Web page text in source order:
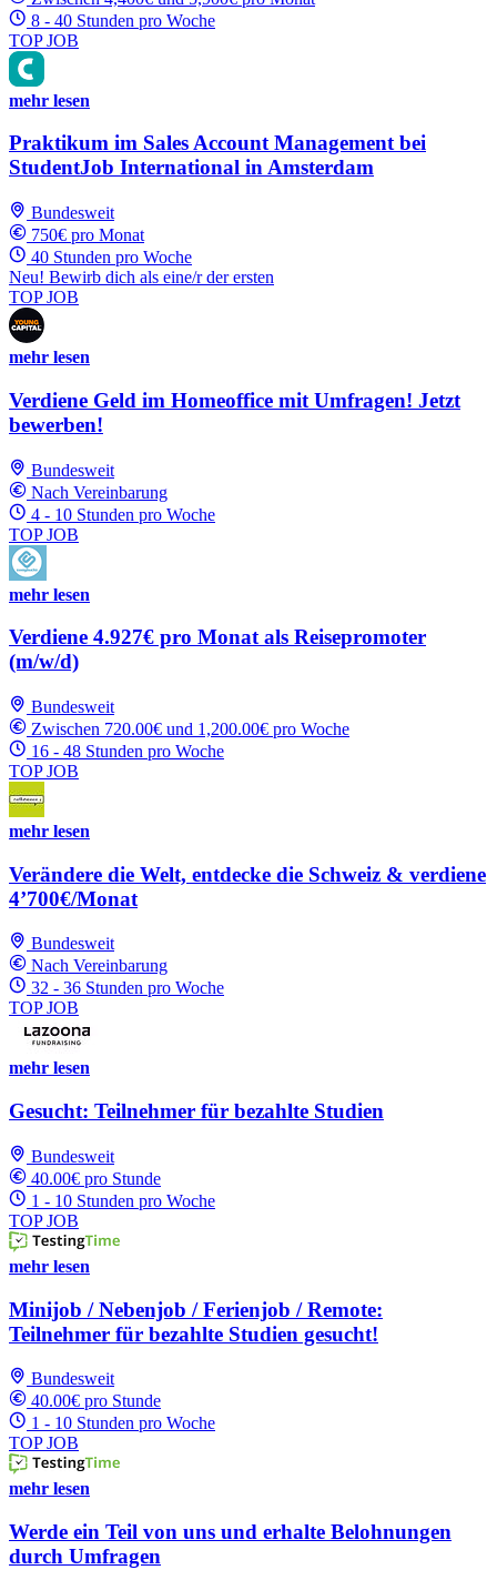
8 - 40 Stunden pro Woche
TOP JOB
mehr lesen
Praktikum im Sales Account Management bei
StudentJob International in Amsterdam
Bundesweit
750€ pro Monat
40 Stunden pro Woche
Neu! Bewirb dich als eine/r der ersten
TOP JOB
mehr lesen
Verdiene Geld im Homeoffice mit Umfragen! Jetzt
bewerben!
Bundesweit
Nach Vereinbarung
4 - 10 Stunden pro Woche
TOP JOB
mehr lesen
Verdiene 4.927€ pro Monat als Reisepromoter
(m/w/d)
Bundesweit
Zwischen 720.00€ und 1,200.00€ pro Woche
16 - 48 Stunden pro Woche
TOP JOB
mehr lesen
Verändere die Welt, entdecke die Schweiz & verdiene
4’700€/Monat
Bundesweit
Nach Vereinbarung
32 - 36 Stunden pro Woche
TOP JOB
mehr lesen
Gesucht: Teilnehmer für bezahlte Studien
Bundesweit
40.00€ pro Stunde
1 - 10 Stunden pro Woche
TOP JOB
mehr lesen
Minijob / Nebenjob / Ferienjob / Remote:
Teilnehmer für bezahlte Studien gesucht!
Bundesweit
40.00€ pro Stunde
1 - 10 Stunden pro Woche
TOP JOB
mehr lesen
Werde ein Teil von uns und erhalte Belohnungen
durch Umfragen